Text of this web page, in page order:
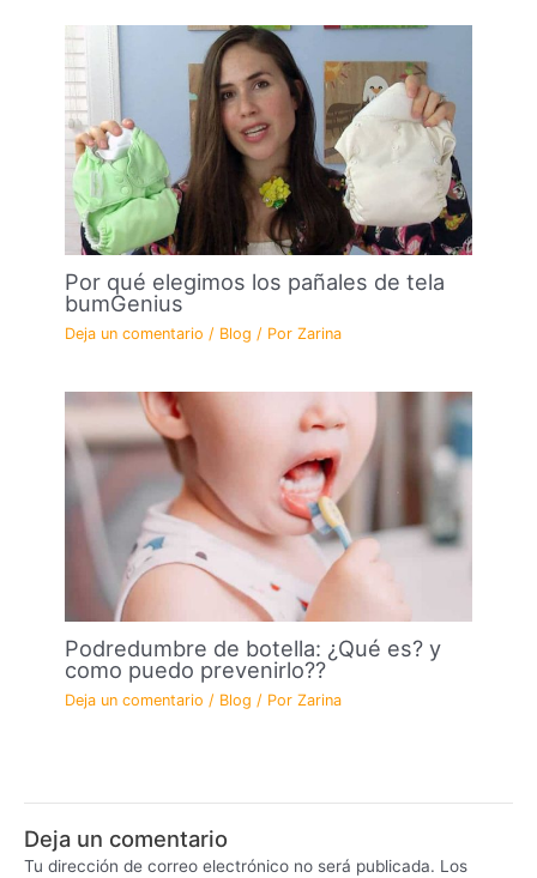
Por qué elegimos los pañales de tela
bumGenius
Deja un comentario / Blog / PorZarina
Podredumbre de botella: ¿Qué es? y
como puedo prevenirlo??
Deja un comentario / Blog / PorZarina
Deja un comentario
Tu dirección de correo electrónico no será publicada. Los